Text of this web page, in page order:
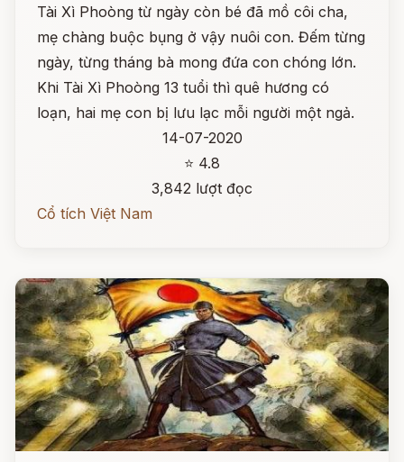
Tài Xì Phoòng từ ngày còn bé đã mồ côi cha,
mẹ chàng buộc bụng ở vậy nuôi con. Đếm từng
ngày, từng tháng bà mong đứa con chóng lớn.
Khi Tài Xì Phoòng 13 tuổi thì quê hương có
loạn, hai mẹ con bị lưu lạc mỗi người một ngả.
14-07-2020
⭐ 4.8
3,842 lượt đọc
Cổ tích Việt Nam